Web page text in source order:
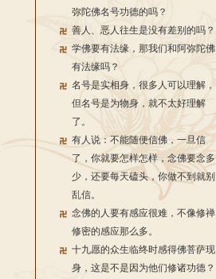
弥陀佛名号功德的吗？
善人、恶人往生是没有差别的吗？
学佛要有法缘，那我们和阿弥陀佛
有法缘吗？
名号是实相身，很多人可以理解，
但名号是为物身，就不太好理解
了。
有人说：不能随便信佛，一旦信
了，你就要怎样怎样，念佛要念多
少，还要每天磕头，你做不到就别
乱信。
念佛的人要有感应很难，不像修禅
修密的感应那么多。
十九愿的众生临终时感得佛菩萨现
身，这是不是因为他们修诸功德？